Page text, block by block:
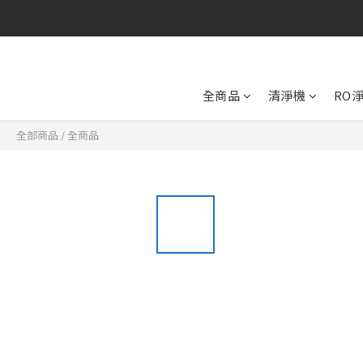
全商品 清淨機 RO
全部商品 / 全商品